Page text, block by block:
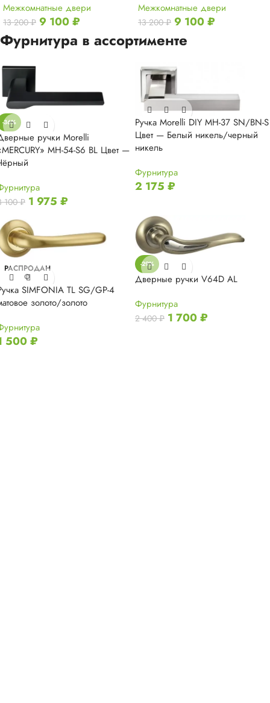
Межкомнатные двери
13 200₽ 9 100₽
Межкомнатные двери
13 200₽ 9 100₽
Фурнитура в ассортименте
-36%
ручки Morelli
MH-54-S6 BL Цвет —
100₽ 1 975 ₽
Ручка Morelli DIY MH-37 SN/BN-S
Цвет — Белый никель/черный
никель
Фурнитура
2 175 ₽
РАСПРОДАН
О
SIMFONIA TL SG/GP-4
золото/золото
500₽
-29%
Дверные ручки V64D AL
Фурнитура
2 400₽ 1 700₽